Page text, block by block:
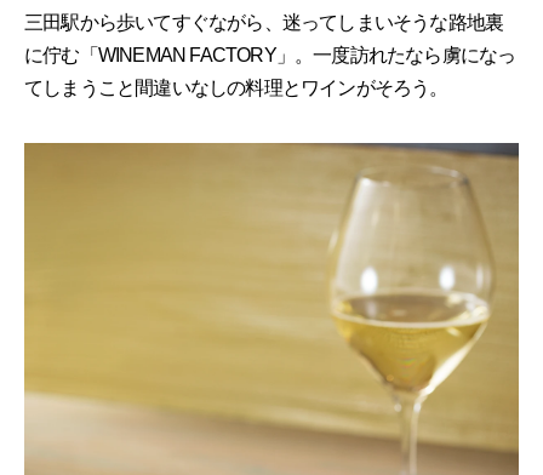
三田駅から歩いてすぐながら、迷ってしまいそうな路地裏
に佇む「WINEMAN FACTORY」。一度訪れたなら虜になっ
てしまうこと間違いなしの料理とワインがそろう。